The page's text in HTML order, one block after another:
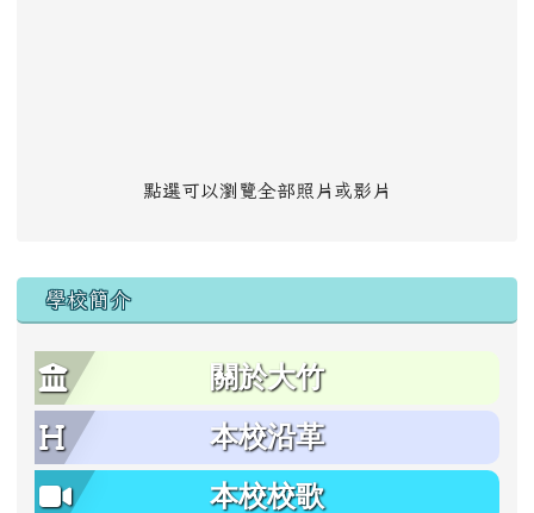
點選可以瀏覽全部照片或影片
學校簡介
關於大竹
本校沿革
本校校歌